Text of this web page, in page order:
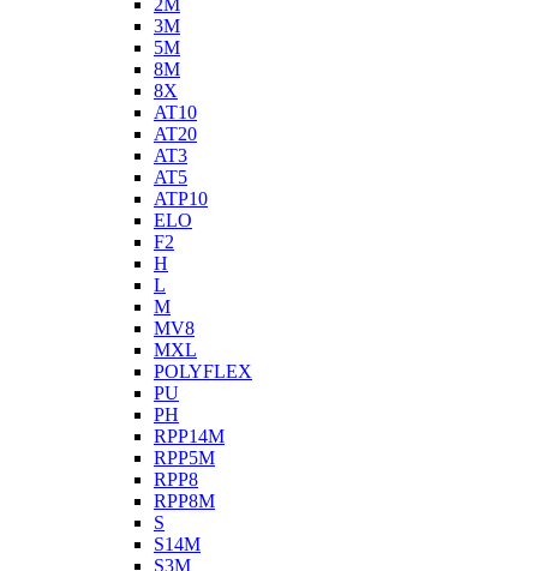
2M
3M
5M
8M
8X
AT10
AT20
AT3
AT5
ATP10
ELO
F2
H
L
M
MV8
MXL
POLYFLEX
PU
PH
RPP14M
RPP5M
RPP8
RPP8M
S
S14M
S3M